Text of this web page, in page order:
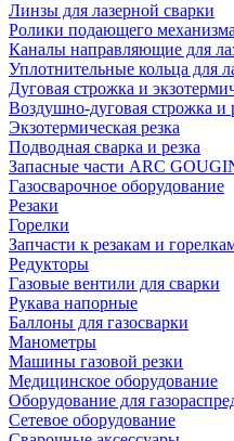
Линзы для лазерной сварки
Ролики подающего механизма
Каналы направляющие для
Уплотнительные кольца для
Дуговая строжка и
Воздушно-дуговая строжка и
Экзотермическая резка
Подводная сварка и резка
Запасные части ARC
Газосварочное оборудование
Резаки
Горелки
Запчасти к резакам и
Редукторы
Газовые вентили для сварки
Рукава напорные
Баллоны для газосварки
Манометры
Машины газовой резки
Медицинское оборудование
Оборудование для
Сетевое оборудование